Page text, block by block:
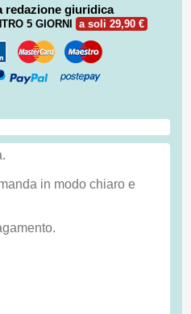
redazione giuridica
5 GIORNI a soli 29,90 €